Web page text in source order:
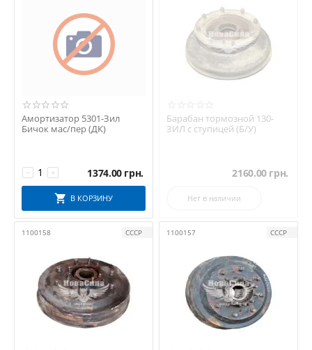
Амортизатор 5301-Зил
Бичок мас/пер (ДК)
+
− 1374.00 грн.
В КОРЗИНУ
Барабан тормозной 130-
ЗИЛ с ступицей (Б/У)
2160.00 грн.
Нет в наличии
1100158 СССР 1100157 СССР